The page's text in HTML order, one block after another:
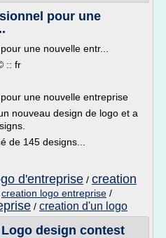
pour une
une nouvelle entr...
:: fr
une nouvelle entreprise
nouveau design de logo et a
de 145 designs...
d'entreprise / creation
creation logo entreprise /
/ creation d'un logo
design contest